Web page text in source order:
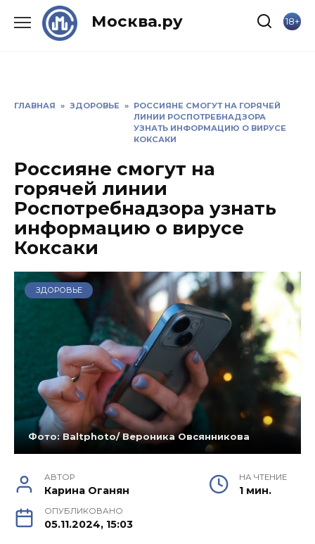
Москва.ру 18+
ГЛАВНАЯ » ЗДОРОВЬЕ » РОССИЯНЕ СМОГУТ НА ГОРЯЧЕЙ
ЛИНИИ РОСПОТРЕБНАДЗОРА
УЗНАТЬ ИНФОРМАЦИЮ О ВИРУСЕ
КОКСАКИ
Россияне смогут на
горячей линии
Роспотребнадзора узнать
информацию о вирусе
Коксаки
ЗДОРОВЬЕ
Фото: Baltphoto/ Вероника Овсянникова
АВТОР
Карина Оганян
НА ЧТЕНИЕ
1 мин.
ОПУБЛИКОВАНО
05.11.2024, 15:03